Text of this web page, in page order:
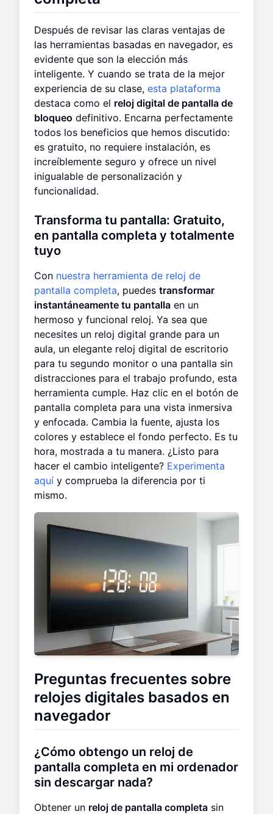
Después de revisar las claras ventajas de
las herramientas basadas en navegador, es
evidente que son la elección más
inteligente. Y cuando se trata de la mejor
experiencia de su clase, esta plataforma
destaca como el reloj digital de pantalla de
bloqueo definitivo. Encarna perfectamente
todos los beneficios que hemos discutido:
es gratuito, no requiere instalación, es
increíblemente seguro y ofrece un nivel
inigualable de personalización y
funcionalidad.
Transforma tu pantalla: Gratuito,
en pantalla completa y totalmente
tuyo
Con nuestra herramienta de reloj de
pantalla completa, puedes transformar
instantáneamente tu pantalla en un
hermoso y funcional reloj. Ya sea que
necesites un reloj digital grande para un
aula, un elegante reloj digital de escritorio
para tu segundo monitor o una pantalla sin
distracciones para el trabajo profundo, esta
herramienta cumple. Haz clic en el botón de
pantalla completa para una vista inmersiva
y enfocada. Cambia la fuente, ajusta los
colores y establece el fondo perfecto. Es tu
hora, mostrada a tu manera. ¿Listo para
hacer el cambio inteligente? Experimenta
aquí y comprueba la diferencia por ti
mismo.
Preguntas frecuentes sobre
relojes digitales basados en
navegador
¿Cómo obtengo un reloj de
pantalla completa en mi ordenador
sin descargar nada?
Obtener un reloj de pantalla completa sin